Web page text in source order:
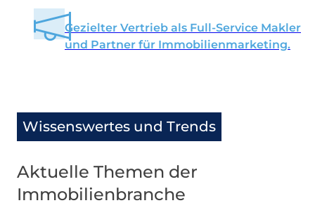
Gezielter Vertrieb als Full-Service Makler
und Partner für Immobilienmarketing.
Wissenswertes und Trends
Aktuelle Themen der
Immobilienbranche